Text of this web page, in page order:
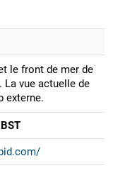
le front de mer de
La vue actuelle de
externe.